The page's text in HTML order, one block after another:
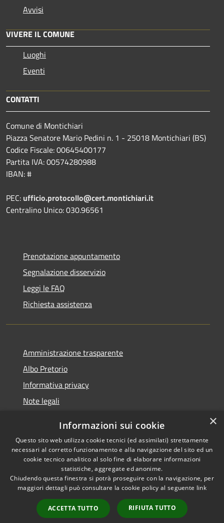
Avvisi
VIVERE IL COMUNE
Luoghi
Eventi
CONTATTI
Comune di Montichiari
Piazza Senatore Mario Pedini n. 1 - 25018 Montichiari (BS)
Codice Fiscale: 00645400177
Partita IVA: 00574280988
IBAN: #
PEC: ufficio.protocollo@cert.montichiari.it
Centralino Unico: 030.96561
Prenotazione appuntamento
Segnalazione disservizio
Leggi le FAQ
Richiesta assistenza
Amministrazione trasparente
Albo Pretorio
Informativa privacy
Note legali
Whisteblowing
RSS
Accessibilità
Copyright © 2026 • Comune di
Municipium•
Accesso
redazione
×
Informazioni sui cookie
Questo sito web utilizza cookie tecnici (ed assimilati) strettamente
necessari al corretto funzionamento e alla navigazione del sito ed un
cookie tecnico analitico al solo fine di elaborare informazioni
statistiche, aggregate ed anonime.
Chiudendo questa finestra si potrà proseguire con la navigazione, per
maggiori dettagli può consultare la cookie policy al seguente link
ACCETTA TUTTO RIFIUTA TUTTO